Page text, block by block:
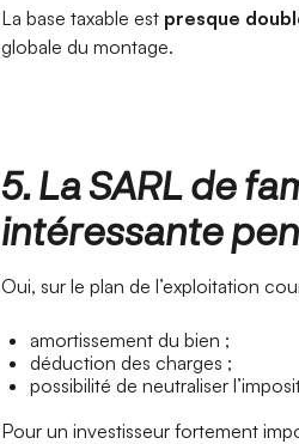
La base taxable est presque
globale du montage.
5. La SARL de
intéressante
Oui, sur le plan de l’exploitation
amortissement du bien ;
déduction des charges ;
possibilité de neutraliser
Pour un investisseur fortement